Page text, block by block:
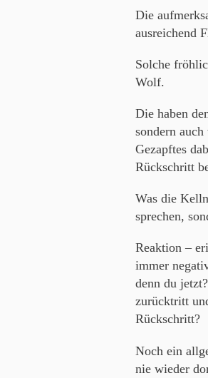
Die
ausreichend
Solche
Wolf.
Die haben
sondern
Gezapftes
Rückschritt
Was die
sprechen,
Reaktion –
immer
denn du
zurücktritt
Rückschritt?
Noch ein
nie wieder